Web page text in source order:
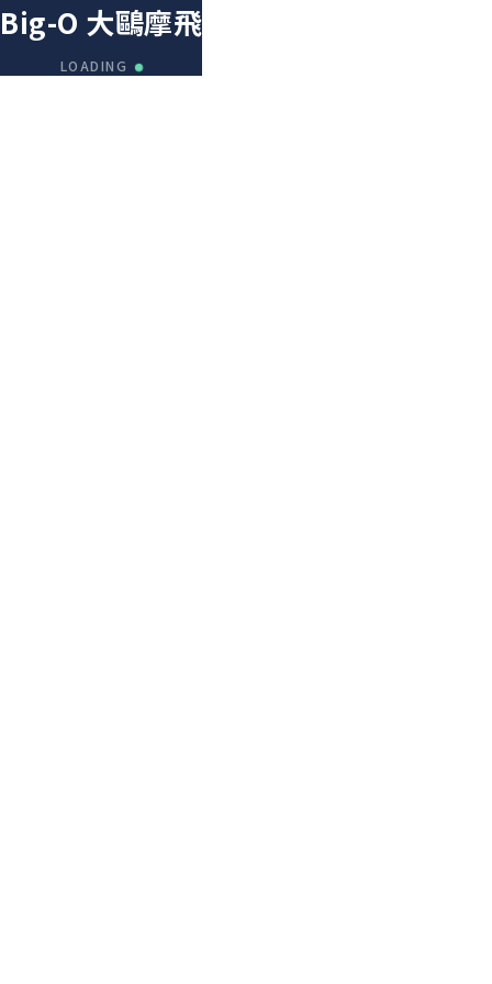
Big-O 大鷗摩飛
LOADING